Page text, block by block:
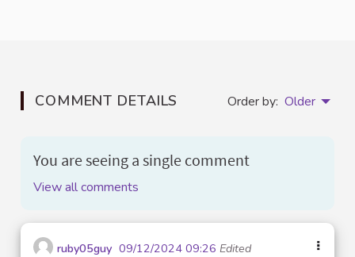
COMMENT DETAILS Order by: Older
You are seeing a single comment
View all comments
ruby05guy 09/12/2024 09:26 Edited